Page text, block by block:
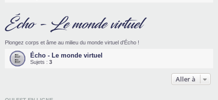
Écho - Le monde virtuel
Plongez corps et âme au milieu du monde virtuel d'Écho !
Écho - Le monde virtuel
Sujets : 3
Aller à